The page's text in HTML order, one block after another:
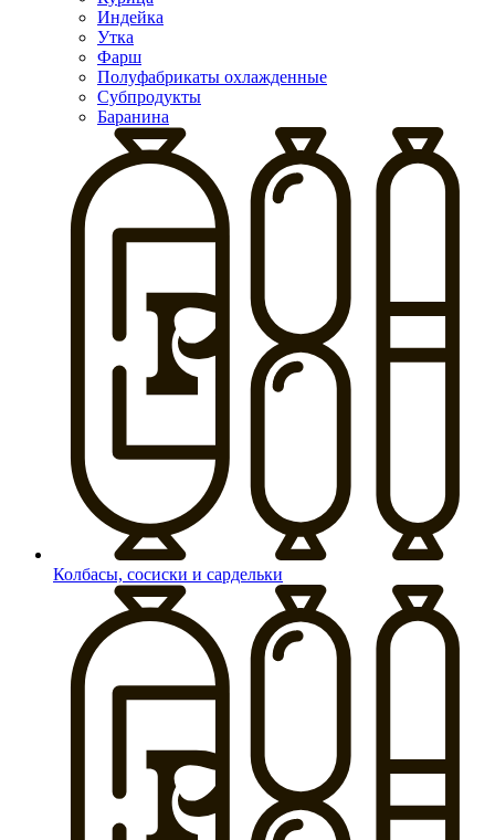
Индейка
Утка
Фарш
Полуфабрикаты охлажденные
Субпродукты
Баранина
Колбасы, сосиски и сардельки